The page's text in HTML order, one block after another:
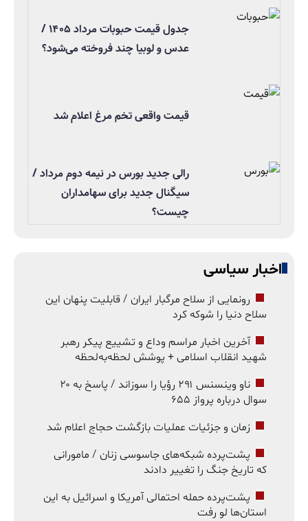
جدول قیمت حبوبات مرداد ۱۴۰۵ /
عدس و لوبیا چند فروخته می‌شود؟
قیمت واقعی تخم مرغ اعلام شد
رالی جدید بورس در نیمه دوم مرداد /
سیگنال جدید برای سهامداران
چیست؟
اخبار سیاسی
رونمایی از سلاح مرگبار ایران / قابلیت پنهان این
سلاح دنیا را شوکه کرد
آخرین اخبار مراسم وداع و تشییع پیکر رهبر
شهید انقلاب اسلامی + پوشش لحظه‌به‌لحظه
ناو وینسنس ۲۹۱ رؤیا را سوزاند / پاسخ به ۲۰
سوال درباره پرواز ۶۵۵
زمان و جزئیات عملیات بازگشت حجاج اعلام شد
پشت‌پرده شبکه‌های جاسوسی زنان / مامورانی
که تاریخ جنگ را تغییر دادند
پشت‌پرده حمله احتمالی آمریکا و اسرائیل به این
استان‌ها لو رفت